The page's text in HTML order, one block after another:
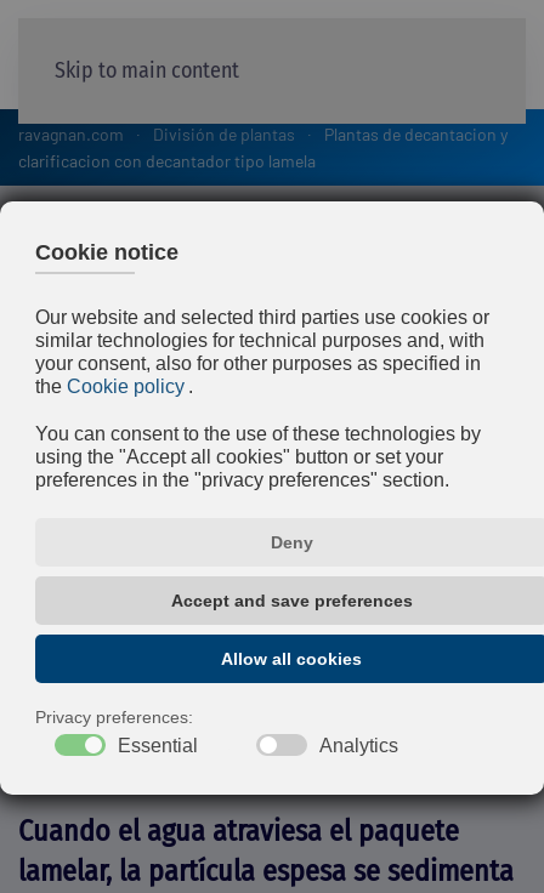
Skip to main content
ravagnan.com División de plantas
Plantas de decantacion y
clarificacion con decantador tipo lamela
Plantas de decantacion y
clarificacion con
decantador tipo lamela
El uso de paquetes lamelares, aumenta
del decantador y entonces, a una
igualdad de flujo de ingreso, se ha
mejorado la eficiencia de separación en
menor espacio casi al 90% con respecto a
la sedimentación tradicional, reduciendo
así el espacio y el costo de la obra civil.
Cuando el agua atraviesa el paquete
lamelar, la partícula espesa se sedimenta